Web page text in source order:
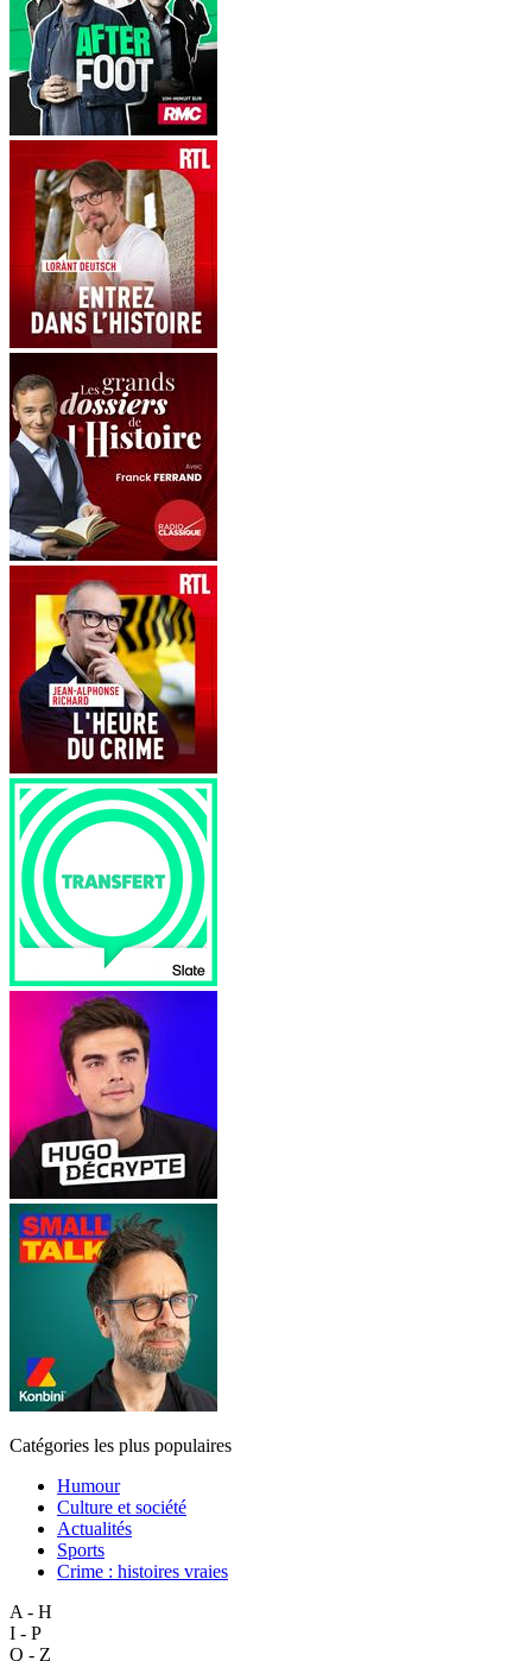
Catégories les plus populaires
Humour
Culture et société
Actualités
Sports
Crime : histoires vraies
A - H
I - P
Q - Z